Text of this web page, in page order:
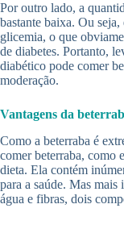
Por outro lado, a
bastante baixa. Ou
glicemia, o que
de diabetes. Portanto,
diabético pode comer
moderação.
Vantagens da
Como a beterraba é
comer beterraba, como
dieta. Ela contém
para a saúde. Mas mais
água e fibras, dois